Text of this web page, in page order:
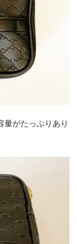
量がたっぷりあり